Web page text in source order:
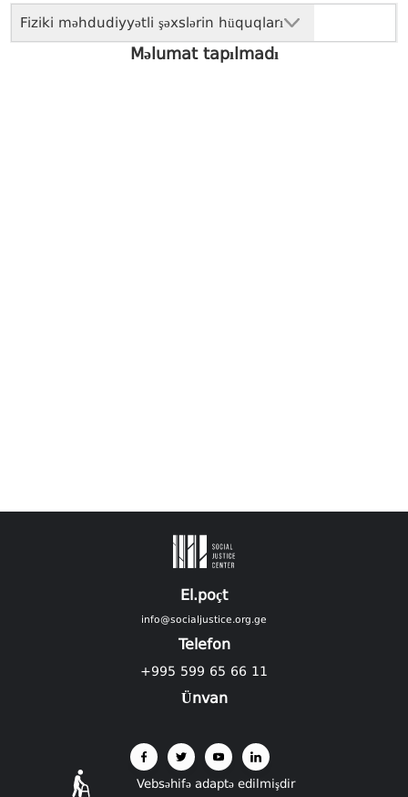
Fiziki məhdudiyyətli şəxslərin hüquqları
Məlumat tapılmadı
El.poçt
info@socialjustice.org.ge
Telefon
+995 599 65 66 11
Ünvan
Vebsəhifə adaptə edilmişdir